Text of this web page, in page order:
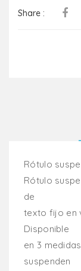
Share :
Rótulo
Rótulo
de
texto fijo en
Disponible
en 3
suspenden